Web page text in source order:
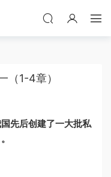
（1-4章）
先后创建了一大批私